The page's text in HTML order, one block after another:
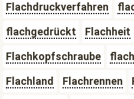
Flachdruckverfahren
flachgedrückt
Flachheit
Flachkopfschraube
Flachland
Flachrennen